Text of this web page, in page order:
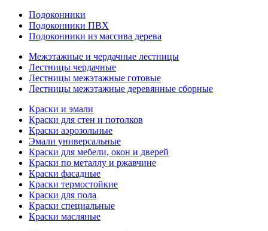
Подоконники
Подоконники ПВХ
Подоконники из массива дерева
Межэтажные и чердачные лестницы
Лестницы чердачные
Лестницы межэтажные готовые
Лестницы межэтажные деревянные сборные
Краски и эмали
Краски для стен и потолков
Краски аэрозольные
Эмали универсальные
Краски для мебели, окон и дверей
Краски по металлу и ржавчине
Краски фасадные
Краски термостойкие
Краски для пола
Краски специальные
Краски масляные